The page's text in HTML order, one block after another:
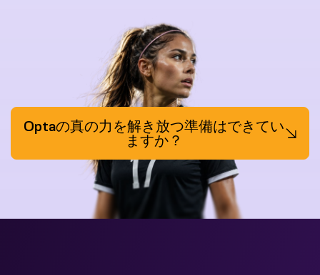
Optaの真の力を解き放つ準備はできてい
ますか？